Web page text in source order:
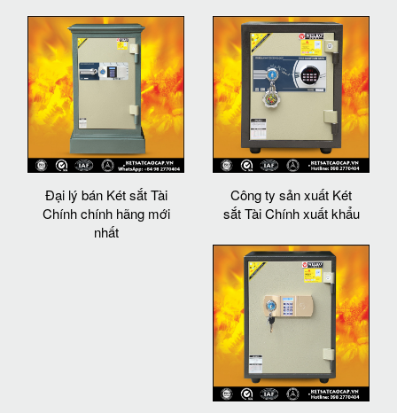
Đại lý bán Két sắt Tài
Chính chính hãng mới
nhất
Công ty sản xuất Két
sắt Tài Chính xuất khẩu